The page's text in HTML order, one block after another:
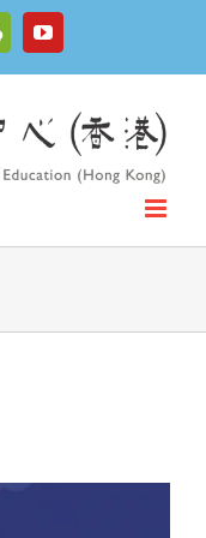
YouTube